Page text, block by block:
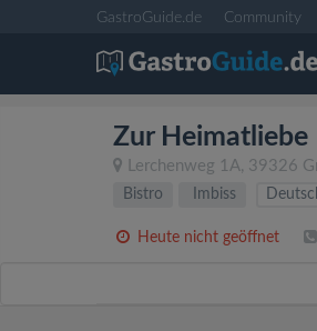
GastroGuide.de Community
Zur Heimatliebe
Lerchenweg 1A, 39326
Bistro
Imbiss
Heute nicht geöffnet